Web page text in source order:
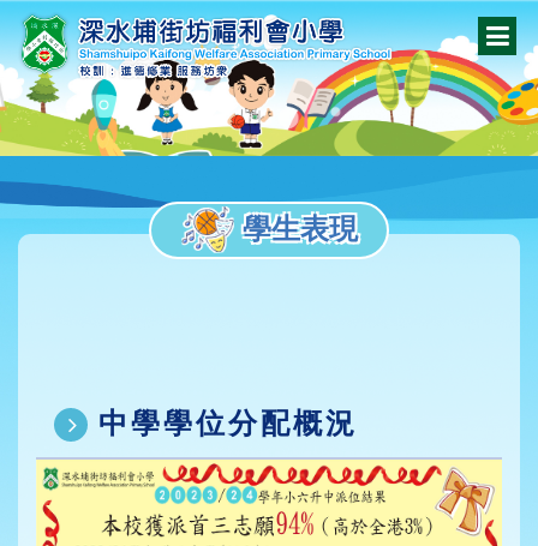
學生表現
中學學位分配概況